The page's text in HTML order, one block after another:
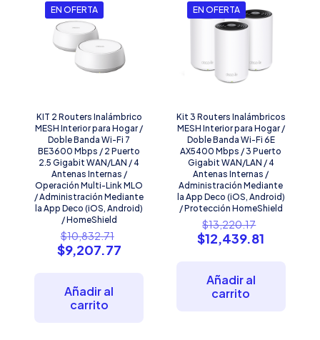
EN OFERTA
KIT 2 Routers Inalámbrico
MESH Interior para Hogar /
Doble Banda Wi-Fi 7
BE3600 Mbps / 2 Puerto
2.5 Gigabit WAN/LAN / 4
Antenas Internas /
Operación Multi-Link MLO
/ Administración Mediante
la App Deco (iOS, Android)
/ HomeShield
$10,832.71
precio
$9,207.77El
Añadir al
carrito
EN OFERTA
Kit 3 Routers Inalámbricos
MESH Interior para Hogar /
Doble Banda Wi-Fi 6E
AX5400 Mbps / 3 Puerto
Gigabit WAN/LAN / 4
Antenas Internas /
Administración Mediante
la App Deco (iOS, Android)
/ Protección HomeShield
$13,220.17
precio
$12,439.81
Añadir al
carrito